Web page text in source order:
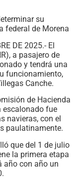
su
federal de Morena
DE 2025.- El
a pasajero de
y tendrá una
funcionamiento,
Canche.
de Hacienda
escalonado fue
navieras, con el
paulatinamente.
que del 1 de julio
la primera etapa
año con año un